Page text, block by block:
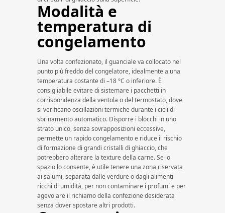
Modalità e
temperatura di
congelamento
Una volta confezionato, il guanciale va collocato nel
punto più freddo del congelatore, idealmente a una
temperatura costante di –18 °C o inferiore. È
consigliabile evitare di sistemare i pacchetti in
corrispondenza della ventola o del termostato, dove
si verificano oscillazioni termiche durante i cicli di
sbrinamento automatico. Disporre i blocchi in uno
strato unico, senza sovrapposizioni eccessive,
permette un rapido congelamento e riduce il rischio
di formazione di grandi cristalli di ghiaccio, che
potrebbero alterare la texture della carne. Se lo
spazio lo consente, è utile tenere una zona riservata
ai salumi, separata dalle verdure o dagli alimenti
ricchi di umidità, per non contaminare i profumi e per
agevolare il richiamo della confezione desiderata
senza dover spostare altri prodotti.